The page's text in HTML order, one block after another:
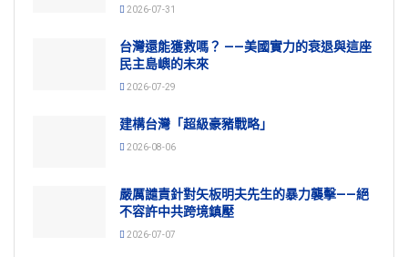
2026-07-31
台灣還能獲救嗎？ ——美國實力的衰退與這座
民主島嶼的未來
2026-07-29
建構台灣「超級豪豬戰略」
2026-08-06
嚴厲譴責針對矢板明夫先生的暴力襲擊——絕
不容許中共跨境鎮壓
2026-07-07